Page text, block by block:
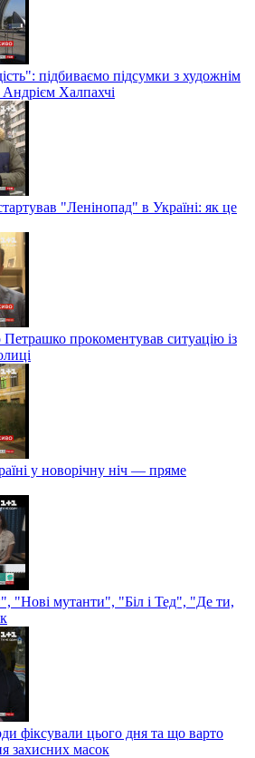
підбиваємо підсумки з художнім
Халпахчі
"Ленінопад" в Україні: як це
Петрашко прокоментував ситуацію із
у новорічну ніч — пряме
"Нові мутанти", "Біл і Тед", "Де ти,
фіксували цього дня та що варто
захисних масок